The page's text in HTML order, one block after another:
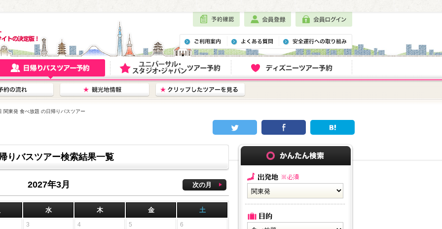
関東発 食べ放題 の日帰りバスツアー
りバスツアー検索結果一覧
次の月
2027年3月
水 木 金 土
3 4 5 6